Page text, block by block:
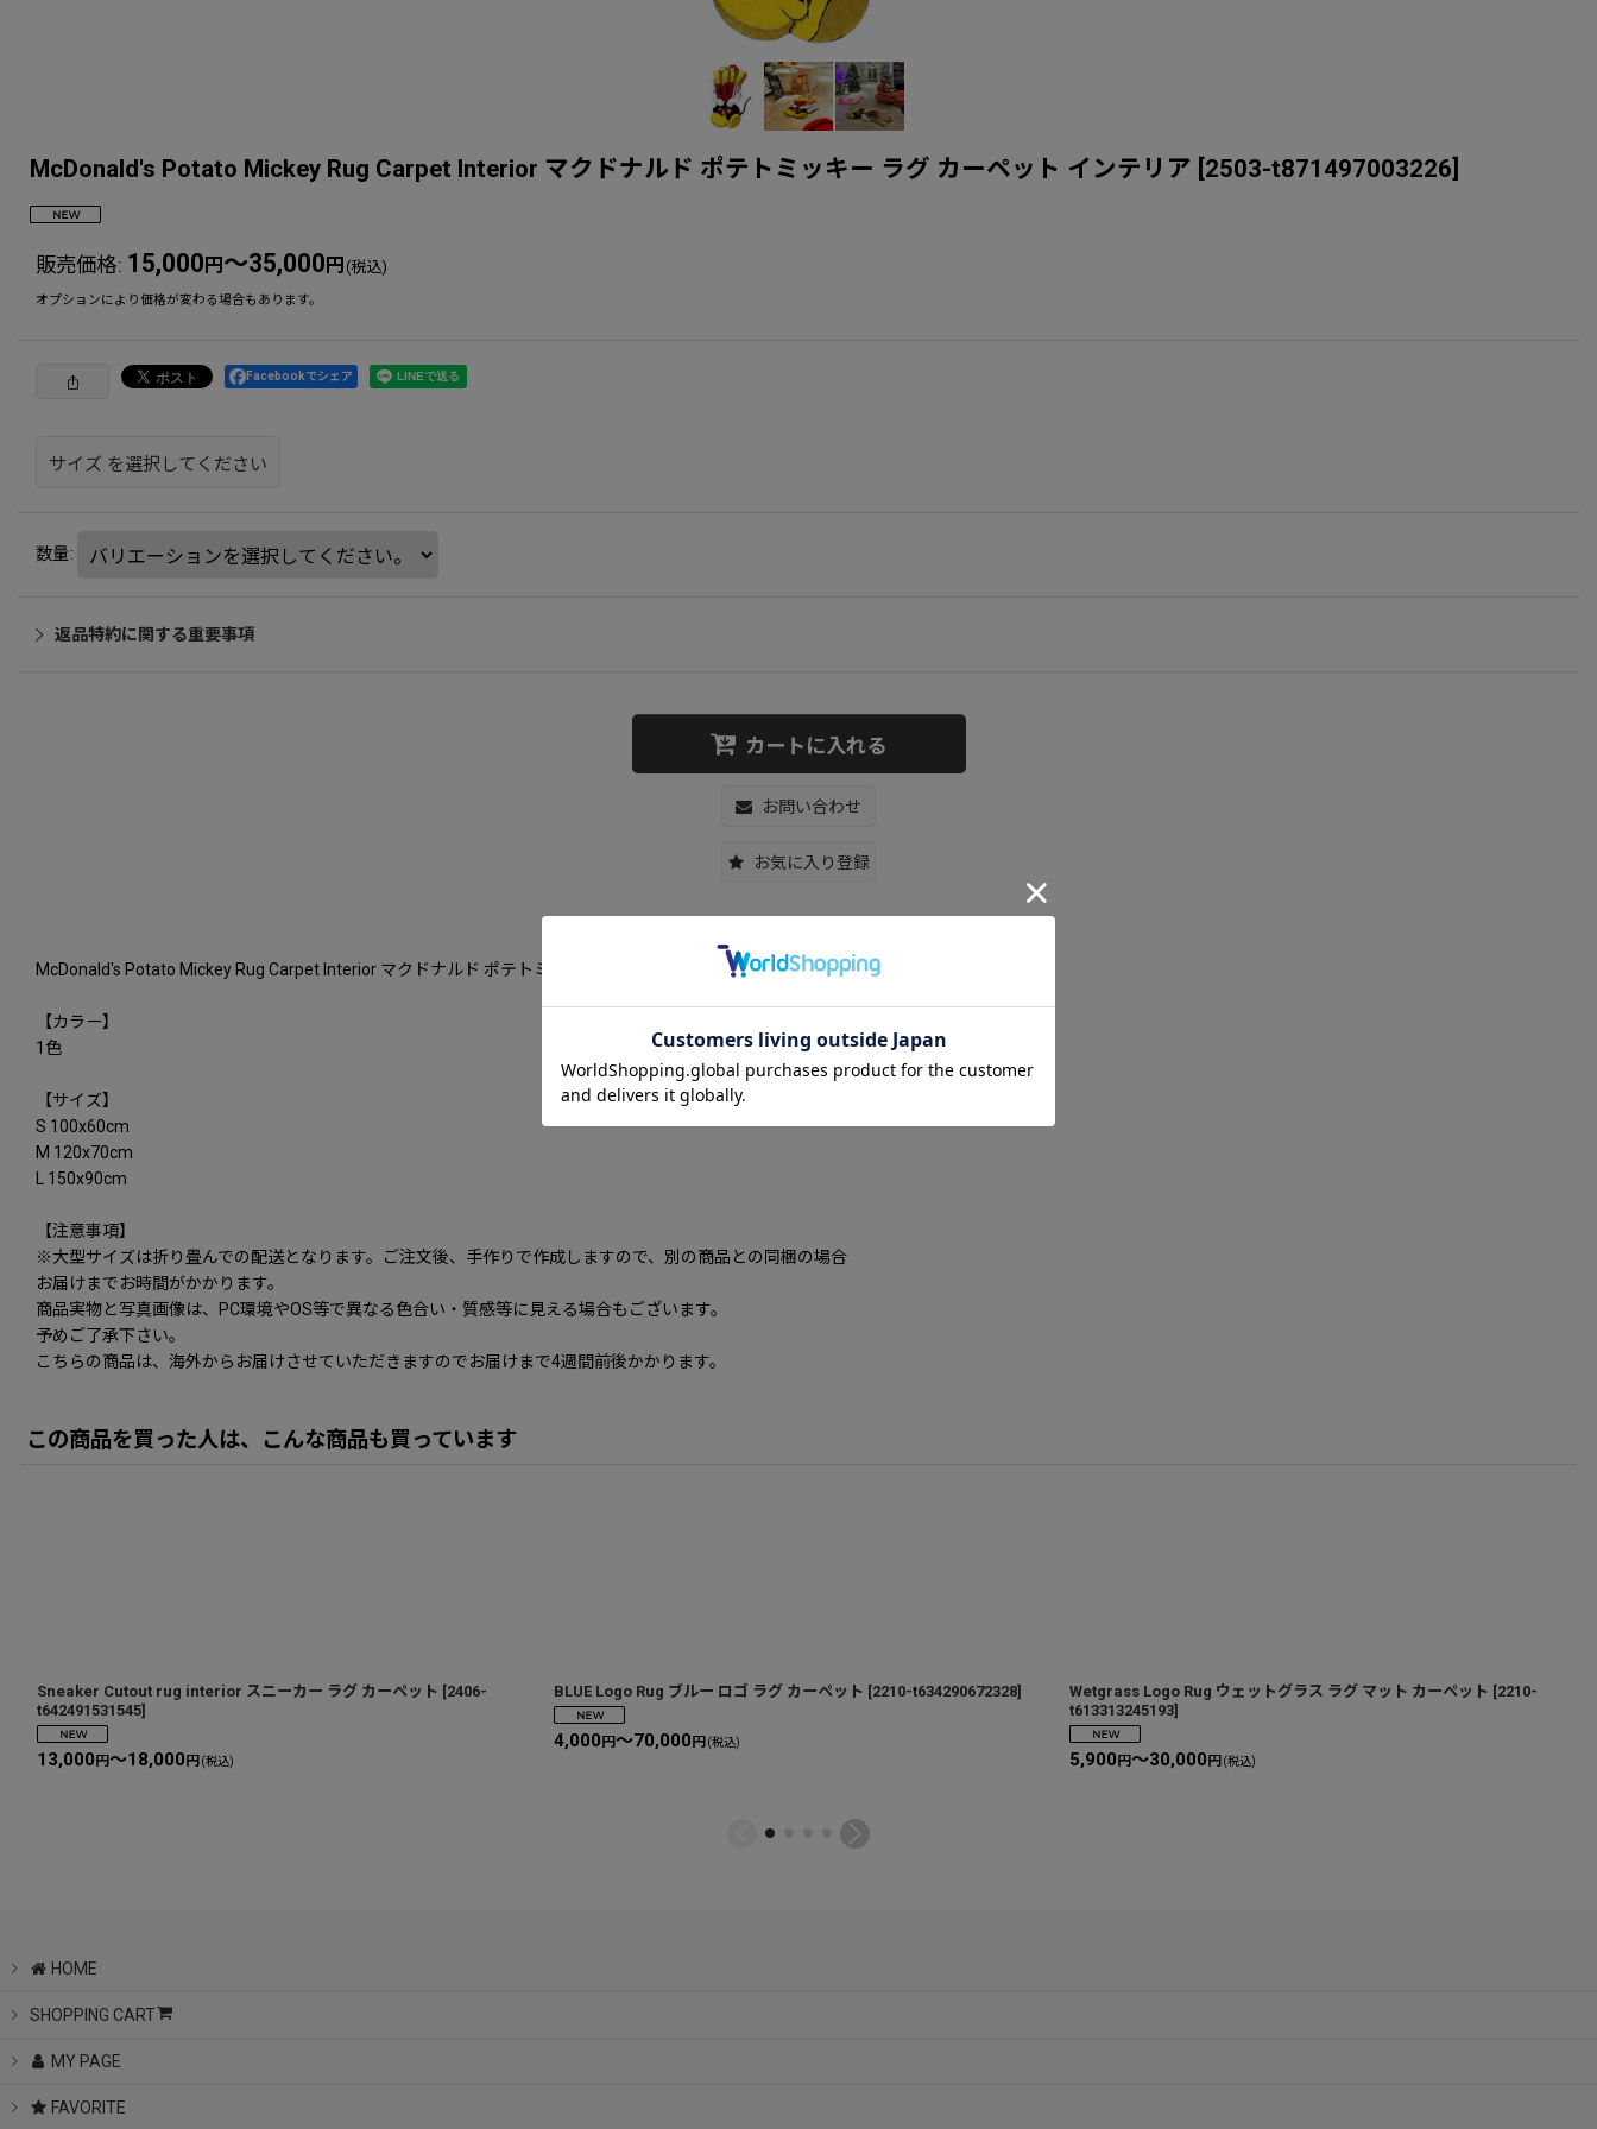
McDonald's Potato Mickey Rug Carpet Interior マクドナルド ポテトミッキー ラグ カーペット インテリア [2503-t871497003226]
販売価格: 15,000 円 ～35,000 円 (税込)
オプションにより価格が変わる場合もあります。
Facebookでシェア
サイズ を選択してください
数量:
返品特約に関する重要事項
カートに入れる
お問い合わせ
お気に入り登録
McDonald's Potato Mickey Rug Carpet Interior マクドナルド ポテトミッキー ラグ カーペット インテリア
【カラー】
1色
【サイズ】
S 100x60cm
M 120x70cm
L 150x90cm
【注意事項】
※大型サイズは折り畳んでの配送となります。ご注文後、手作りで作成しますので、別の商品との同梱の場合
お届けまでお時間がかかります。
商品実物と写真画像は、PC環境やOS等で異なる色合い・質感等に見える場合もございます。
予めご了承下さい。
こちらの商品は、海外からお届けさせていただきますのでお届けまで4週間前後かかります。
この商品を買った人は、こんな商品も買っています
Sneaker Cutout rug interior スニーカー ラグ カーペット [2406-
t642491531545]
13,000 円 ～18,000 円 (税込)
BLUE Logo Rug ブルー ロゴ ラグ カーペット [2210-t634290672328]
4,000 円～70,000 円 (税込)
Wetgrass Logo Rug ウェットグラス ラグ マット カーペット [2210-
t613313245193]
5,900 円 ～30,000 円 (税込)
HOME
SHOPPING CART
MY PAGE
FAVORITE